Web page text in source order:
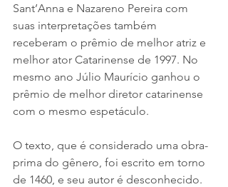
Sant’Anna e Nazareno Pereira com
suas interpretações também
receberam o prêmio de melhor atriz e
melhor ator Catarinense de 1997. No
mesmo ano Júlio Maurício ganhou o
prêmio de melhor diretor catarinense
com o mesmo espetáculo.
O texto, que é considerado uma obra-
prima do gênero, foi escrito em torno
de 1460, e seu autor é desconhecido.